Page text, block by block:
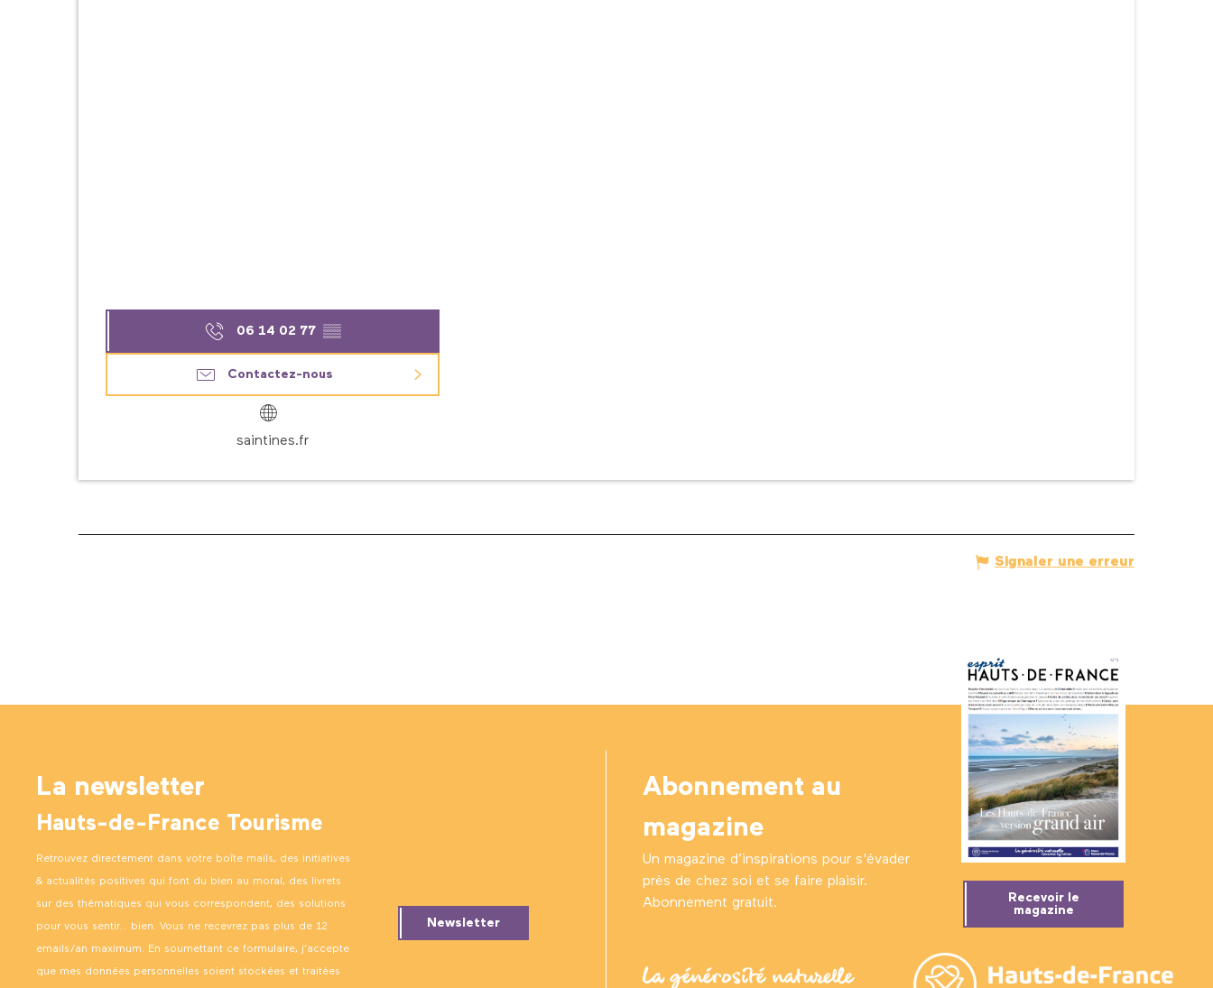
06 14 02 77 ▒▒
Contactez-nous
saintines.fr
Signaler une erreur
La newsletter
Hauts-de-France Tourisme
Retrouvez directement dans votre boîte mails, des initiatives
& actualités positives qui font du bien au moral, des livrets
sur des thématiques qui vous correspondent, des solutions
pour vous sentir… bien. Vous ne recevrez pas plus de 12
emails/an maximum. En soumettant ce formulaire, j’accepte
que mes données personnelles soient stockées et traitées
Newsletter
Abonnement au
magazine
Un magazine d’inspirations pour s'évader
près de chez soi et se faire plaisir.
Abonnement gratuit.
Recevoir le
magazine